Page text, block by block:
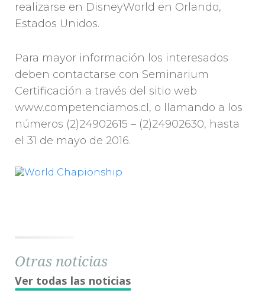
realizarse en DisneyWorld en Orlando,
Estados Unidos.
Para mayor información los interesados
deben contactarse con Seminarium
Certificación a través del sitio web
www.competenciamos.cl, o llamando a los
números (2)24902615 – (2)24902630, hasta
el 31 de mayo de 2016.
Otras noticias
Ver todas las noticias